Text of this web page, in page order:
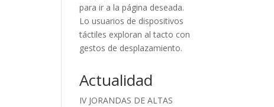
para ir a la página deseada.
Lo usuarios de dispositivos
táctiles exploran al tacto con
gestos de desplazamiento.
Actualidad
IV JORANDAS DE ALTAS